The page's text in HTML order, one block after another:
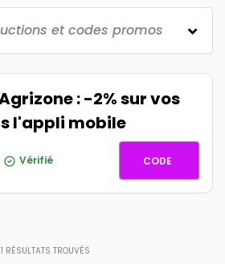
et codes promos
: -2% sur vos
l'appli mobile
Vérifié ETE2
CODE
1 RÉSULTATS TROUVÉS